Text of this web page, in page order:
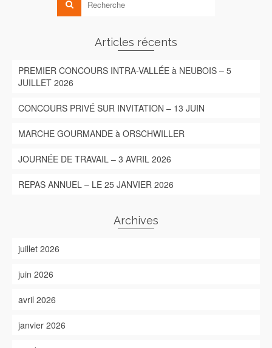
Articles récents
PREMIER CONCOURS INTRA-VALLÉE à NEUBOIS – 5
JUILLET 2026
CONCOURS PRIVÉ SUR INVITATION – 13 JUIN
MARCHE GOURMANDE à ORSCHWILLER
JOURNÉE DE TRAVAIL – 3 AVRIL 2026
REPAS ANNUEL – LE 25 JANVIER 2026
Archives
juillet 2026
juin 2026
avril 2026
janvier 2026